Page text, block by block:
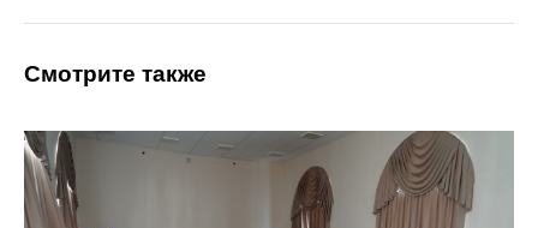
Смотрите также